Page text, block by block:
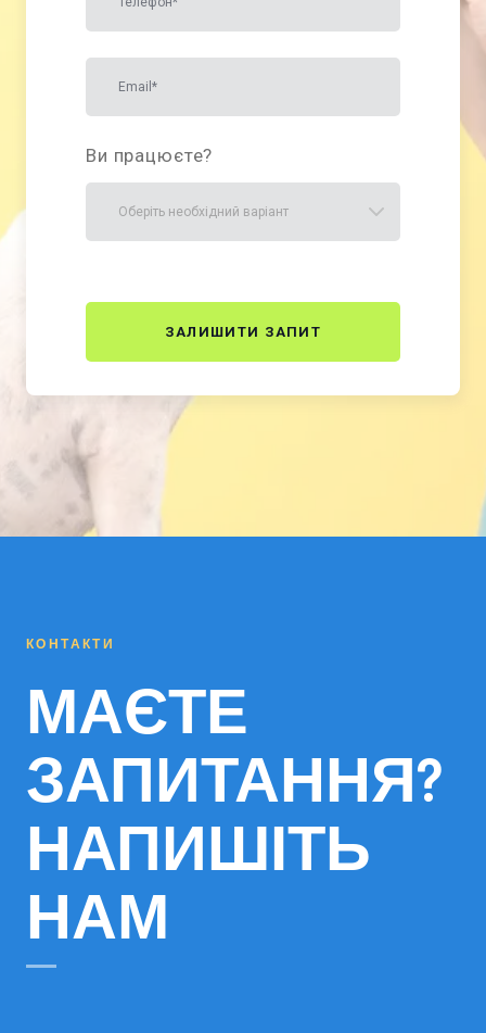
Ви працюєте?
ЗАЛИШИТИ ЗАПИТ
КОНТАКТИ
МАЄТЕ
ЗАПИТАННЯ?
НАПИШІТЬ
НАМ